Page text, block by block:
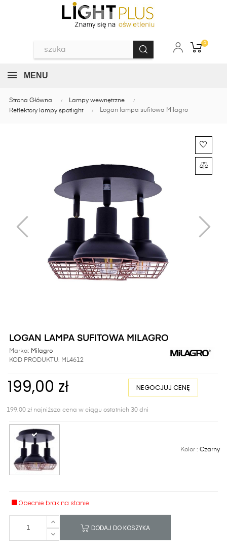
0
MENU
Strona Główna
Lampy wewnętrzne
Reflektory lampy spotlight
Logan lampa sufitowa Milagro
LOGAN LAMPA SUFITOWA MILAGRO
Marka: Milagro
KOD PRODUKTU: ML4612
199,00 zł NEGOCJUJ CENĘ
199,00 zł najniższa cena w ciągu ostatnich 30 dni
Kolor :Czarny
Obecnie brak na stanie
DODAJ DO KOSZYKA